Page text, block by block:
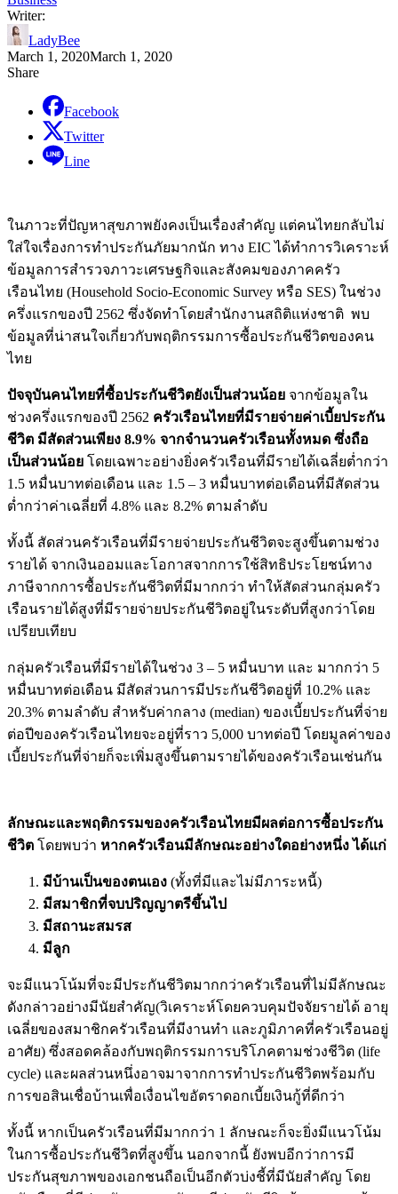
Writer:
LadyBee
March 1, 2020March 1, 2020
Share
Facebook
Twitter
Line
ในภาวะที่ปัญหาสุขภาพยังคงเป็นเรื่องสำคัญ แต่คนไทยกลับไม่
ใส่ใจเรื่องการทำประกันภัยมากนัก ทาง EIC ได้ทำการวิเคราะห์
ข้อมูลการสำรวจภาวะเศรษฐกิจและสังคมของภาคครัว
เรือนไทย (Household Socio-Economic Survey หรือ SES) ในช่วง
ครึ่งแรกของปี 2562 ซึ่งจัดทำโดยสำนักงานสถิติแห่งชาติ พบ
ข้อมูลที่น่าสนใจเกี่ยวกับพฤติกรรมการซื้อประกันชีวิตของคน
ไทย
ปัจจุบันคนไทยที่ซื้อประกันชีวิตยังเป็นส่วนน้อย จากข้อมูลใน
ช่วงครึ่งแรกของปี 2562 ครัวเรือนไทยที่มีรายจ่ายค่าเบี้ยประกัน
ชีวิต มีสัดส่วนเพียง 8.9% จากจำนวนครัวเรือนทั้งหมด ซึ่งถือ
เป็นส่วนน้อย โดยเฉพาะอย่างยิ่งครัวเรือนที่มีรายได้เฉลี่ยต่ำกว่า
1.5 หมื่นบาทต่อเดือน และ 1.5 – 3 หมื่นบาทต่อเดือนที่มีสัดส่วน
ต่ำกว่าค่าเฉลี่ยที่ 4.8% และ 8.2% ตามลำดับ
ทั้งนี้ สัดส่วนครัวเรือนที่มีรายจ่ายประกันชีวิตจะสูงขึ้นตามช่วง
รายได้ จากเงินออมและโอกาสจากการใช้สิทธิประโยชน์ทาง
ภาษีจากการซื้อประกันชีวิตที่มีมากกว่า ทำให้สัดส่วนกลุ่มครัว
เรือนรายได้สูงที่มีรายจ่ายประกันชีวิตอยู่ในระดับที่สูงกว่าโดย
เปรียบเทียบ
กลุ่มครัวเรือนที่มีรายได้ในช่วง 3 – 5 หมื่นบาท และ มากกว่า 5
หมื่นบาทต่อเดือน มีสัดส่วนการมีประกันชีวิตอยู่ที่ 10.2% และ
20.3% ตามลำดับ สำหรับค่ากลาง (median) ของเบี้ยประกันที่จ่าย
ต่อปีของครัวเรือนไทยจะอยู่ที่ราว 5,000 บาทต่อปี โดยมูลค่าของ
เบี้ยประกันที่จ่ายก็จะเพิ่มสูงขึ้นตามรายได้ของครัวเรือนเช่นกัน
ลักษณะและพฤติกรรมของครัวเรือนไทยมีผลต่อการซื้อประกัน
ชีวิต โดยพบว่า หากครัวเรือนมีลักษณะอย่างใดอย่างหนึ่ง ได้แก่
มีบ้านเป็นของตนเอง (ทั้งที่มีและไม่มีภาระหนี้)
มีสมาชิกที่จบปริญญาตรีขึ้นไป
มีสถานะสมรส
มีลูก
จะมีแนวโน้มที่จะมีประกันชีวิตมากกว่าครัวเรือนที่ไม่มีลักษณะ
ดังกล่าวอย่างมีนัยสำคัญ(วิเคราะห์โดยควบคุมปัจจัยรายได้ อายุ
เฉลี่ยของสมาชิกครัวเรือนที่มีงานทำ และภูมิภาคที่ครัวเรือนอยู่
อาศัย) ซึ่งสอดคล้องกับพฤติกรรมการบริโภคตามช่วงชีวิต (life
cycle) และผลส่วนหนึ่งอาจมาจากการทำประกันชีวิตพร้อมกับ
การขอสินเชื่อบ้านเพื่อเงื่อนไขอัตราดอกเบี้ยเงินกู้ที่ดีกว่า
ทั้งนี้ หากเป็นครัวเรือนที่มีมากกว่า 1 ลักษณะก็จะยิ่งมีแนวโน้ม
ในการซื้อประกันชีวิตที่สูงขึ้น นอกจากนี้ ยังพบอีกว่าการมี
ประกันสุขภาพของเอกชนถือเป็นอีกตัวบ่งชี้ที่มีนัยสำคัญ โดย